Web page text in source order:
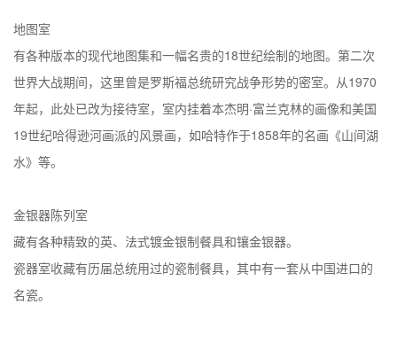
地图室
有各种版本的现代地图集和一幅名贵的18世纪绘制的地图。第二次
世界大战期间，这里曾是罗斯福总统研究战争形势的密室。从1970
年起，此处已改为接待室，室内挂着本杰明·富兰克林的画像和美国
19世纪哈得逊河画派的风景画，如哈特作于1858年的名画《山间湖
水》等。
金银器陈列室
藏有各种精致的英、法式镀金银制餐具和镶金银器。
瓷器室收藏有历届总统用过的瓷制餐具，其中有一套从中国进口的
名瓷。